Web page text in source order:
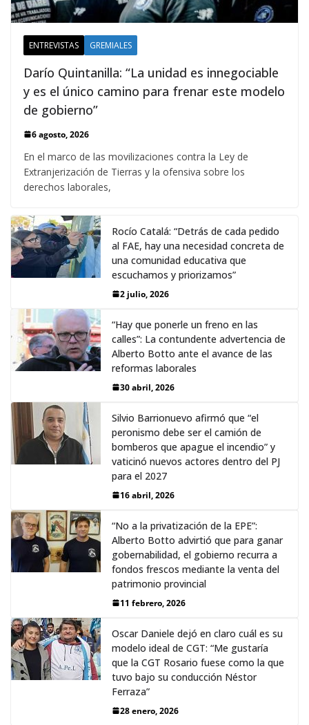
ENTREVISTAS GREMIALES
Darío Quintanilla: “La unidad es innegociable
y es el único camino para frenar este modelo
de gobierno”
6 agosto, 2026
En el marco de las movilizaciones contra la Ley de
Extranjerización de Tierras y la ofensiva sobre los
derechos laborales,
Rocío Catalá: “Detrás de cada pedido
al FAE, hay una necesidad concreta de
una comunidad educativa que
escuchamos y priorizamos”
2 julio, 2026
“Hay que ponerle un freno en las
calles”: La contundente advertencia de
Alberto Botto ante el avance de las
reformas laborales
30 abril, 2026
Silvio Barrionuevo afirmó que “el
peronismo debe ser el camión de
bomberos que apague el incendio” y
vaticinó nuevos actores dentro del PJ
para el 2027
16 abril, 2026
“No a la privatización de la EPE”:
Alberto Botto advirtió que para ganar
gobernabilidad, el gobierno recurra a
fondos frescos mediante la venta del
patrimonio provincial
11 febrero, 2026
Oscar Daniele dejó en claro cuál es su
modelo ideal de CGT: “Me gustaría
que la CGT Rosario fuese como la que
tuvo bajo su conducción Néstor
Ferraza”
28 enero, 2026